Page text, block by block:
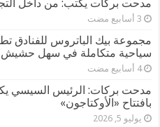
مدحت بركات يكتب: من داخل
سياحية متكاملة في سهل حشيش تضم 6 منتجعات و5
‏4 أسابيع مضت
مدحت بركات: الرئيس السيسي
بافتتاح «الأوكتاجون»
يوليو 5, 2026